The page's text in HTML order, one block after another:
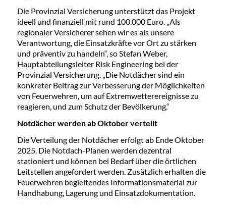
Die Provinzial Versicherung unterstützt das Projekt
ideell und finanziell mit rund 100.000 Euro. „Als
regionaler Versicherer sehen wir es als unsere
Verantwortung, die Einsatzkräfte vor Ort zu stärken
und präventiv zu handeln“, so Stefan Weber,
Hauptabteilungsleiter Risk Engineering bei der
Provinzial Versicherung. „Die Notdächer sind ein
konkreter Beitrag zur Verbesserung der Möglichkeiten
von Feuerwehren, um auf Extremwetterereignisse zu
reagieren, und zum Schutz der Bevölkerung.“
Notdächer werden ab Oktober verteilt
Die Verteilung der Notdächer erfolgt ab Ende Oktober
2025. Die Notdach-Planen werden dezentral
stationiert und können bei Bedarf über die örtlichen
Leitstellen angefordert werden. Zusätzlich erhalten die
Feuerwehren begleitendes Informationsmaterial zur
Handhabung, Lagerung und Einsatzdokumentation.